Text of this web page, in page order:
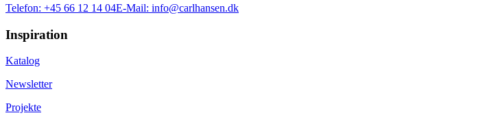
Telefon: +45 66 12 14 04E-Mail: info@carlhansen.dk
Inspiration
Katalog
Newsletter
Projekte